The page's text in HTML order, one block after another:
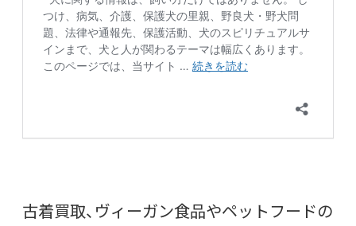
古着買取、ヴィーガン食品やペットフードの